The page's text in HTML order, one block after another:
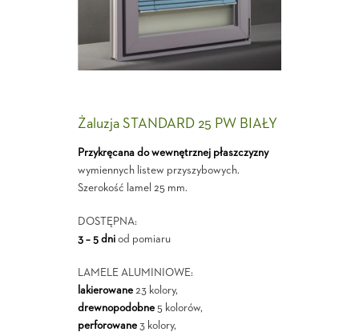
Żaluzja STANDARD 25 PW BIAŁY
Przykręcana do wewnętrznej płaszczyzny
wymiennych listew przyszybowych.
Szerokość lamel 25 mm.
DOSTĘPNA:
3 – 5 dniod pomiaru
LAMELE ALUMINIOWE:
lakierowane23 kolory,
drewnopodobne5 kolorów,
perforowane3 kolory,